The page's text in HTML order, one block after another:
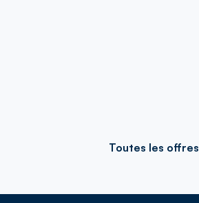
Toutes les offres